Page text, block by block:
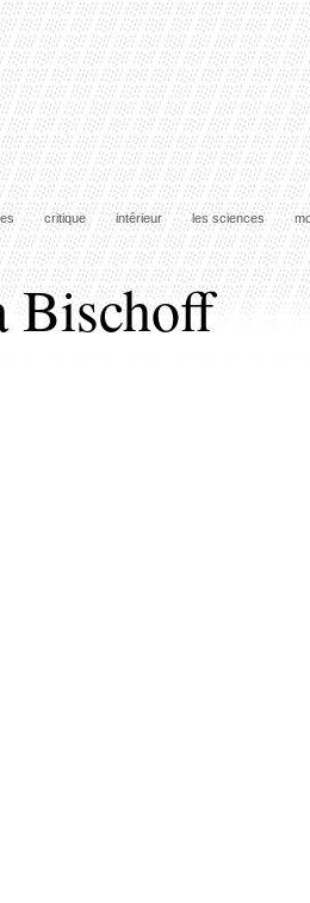
critique intérieur les sciences
Bischoff